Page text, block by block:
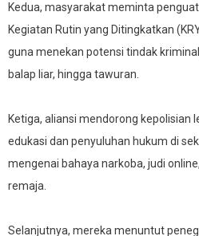
Kedua, masyarakat meminta
Kegiatan Rutin yang Ditingkatkan
guna menekan potensi tindak
balap liar, hingga tawuran.
Ketiga, aliansi mendorong kepolisian
edukasi dan penyuluhan hukum di
mengenai bahaya narkoba, judi
remaja.
Selanjutnya, mereka menuntut